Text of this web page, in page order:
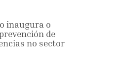
inaugura o
de
no sector